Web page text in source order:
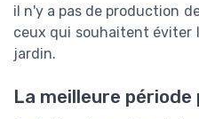
il n'y a pas de production
ceux qui souhaitent éviter
jardin.
La meilleure